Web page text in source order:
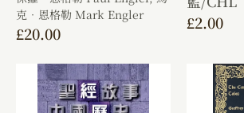
克．恩格勒 Mark Engler
£20.00
£2.00